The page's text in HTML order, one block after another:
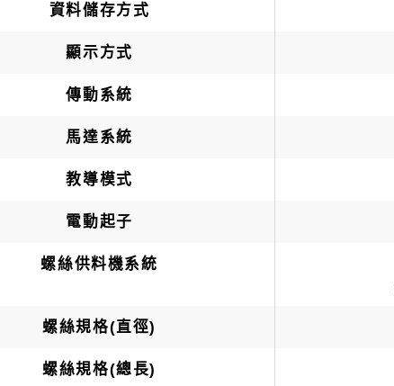
資料儲存方式
顯示方式
傳動系統
馬達系統
教導模式
電動起子
螺絲供料機系統
螺絲規格(直徑)
螺絲規格(總長)